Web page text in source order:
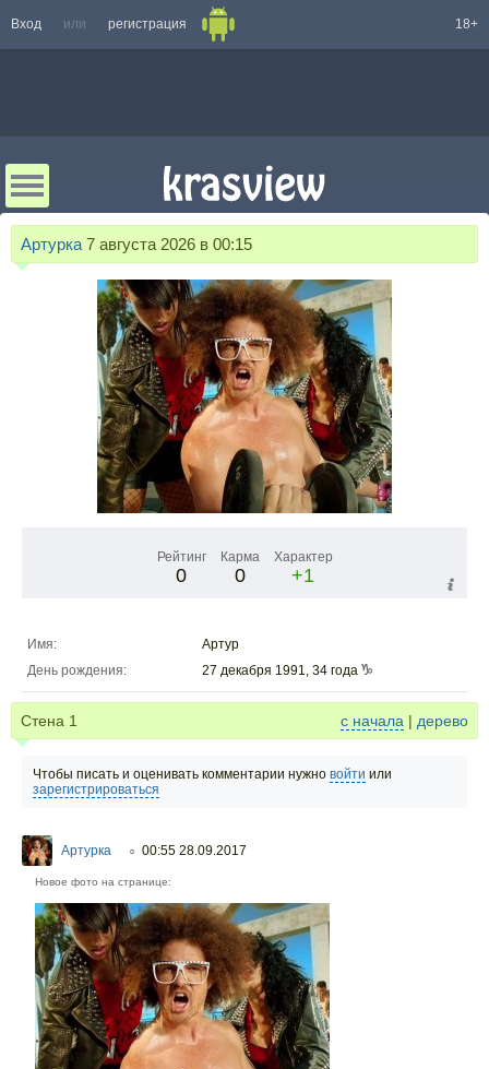
Вход или регистрация 18+
Артурка 7 августа 2026 в 00:15
Рейтинг
0
Карма
0
Характер
+1
Имя:
Артур
День рождения:
27 декабря 1991, 34 года
Стена 1 с начала | дерево
Чтобы писать и оценивать комментарии нужно войти или
зарегистрироваться
Артурка ○ 00:55 28.09.2017
Новое фото на странице: